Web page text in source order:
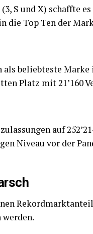
S und X) schaffte es
die Top Ten der
beliebteste Marke
Platz mit 21’160
auf
Niveau vor der